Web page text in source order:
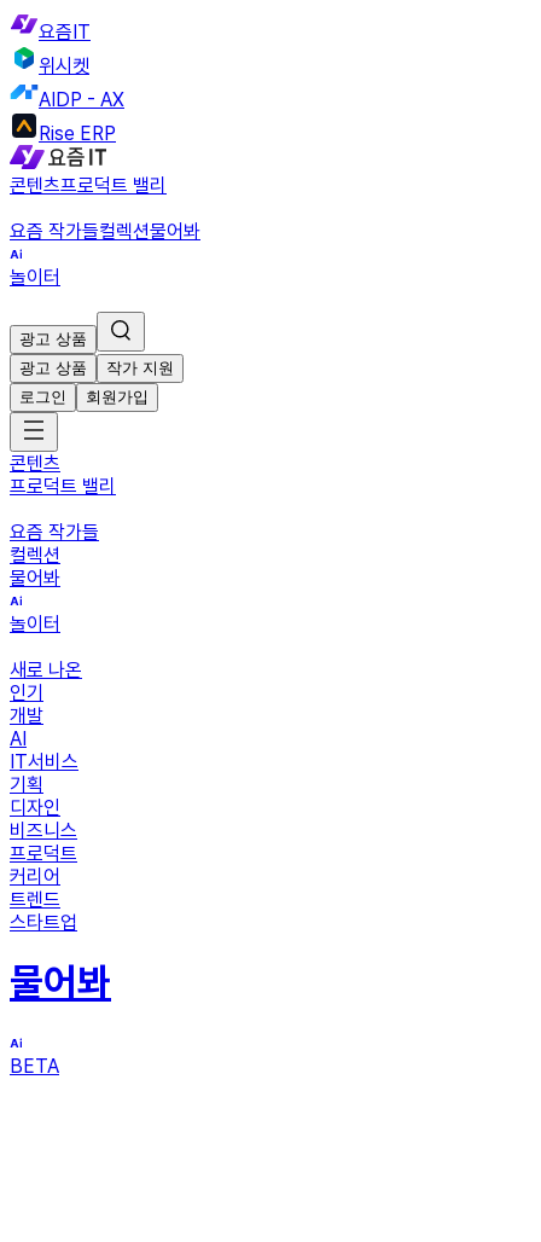
요즘IT
위시켓
AIDP - AX
Rise ERP
콘텐츠프로덕트 밸리
요즘 작가들컬렉션물어봐
놀이터
광고 상품
광고 상품
작가 지원
로그인
회원가입
콘텐츠
프로덕트 밸리
요즘 작가들
컬렉션
물어봐
놀이터
새로 나온
인기
개발
AI
IT서비스
기획
디자인
비즈니스
프로덕트
커리어
트렌드
스타트업
물어봐
BETA